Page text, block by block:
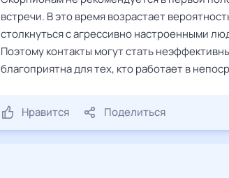
встречи. В это время возрастает
столкнуться с агрессивно настроенными
Поэтому контакты могут стать
благоприятна для тех, кто работает в
Нравится Поделиться